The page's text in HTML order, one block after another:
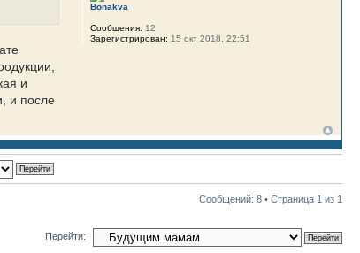
и
и после
Bonakva
Сообщения: 12
Зарегистрирован: 15 окт 2018, 22:51
Сообщений: 8 • Страница 1 из 1
Перейти: